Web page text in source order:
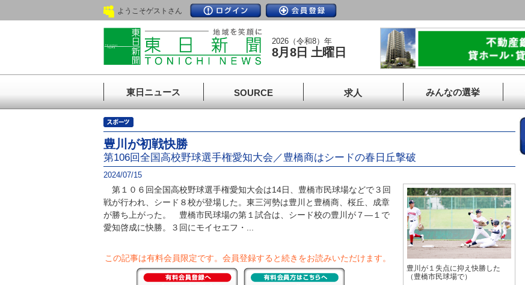
ようこそゲストさん
2026（令和8）年
8月8日 土曜日
東日ニュース SOURCE 求人 みんなの選挙
豊川が初戦快勝
第106回全国高校野球選手権愛知大会／豊橋商はシードの春日丘撃破
2024/07/15
第１０６回全国高校野球選手権愛知大会は14日、豊橋市民球場などで３回
戦が行われ、シード８校が登場した。東三河勢は豊川と豊橋商、桜丘、成章
が勝ち上がった。 豊橋市民球場の第１試合は、シード校の豊川が７―１で
愛知啓成に快勝。３回にモイセエフ・...
この記事は有料会員限定です。 会員登録すると続きをお読みいただけます。
豊川が１失点に抑え快勝した
（豊橋市民球場で）